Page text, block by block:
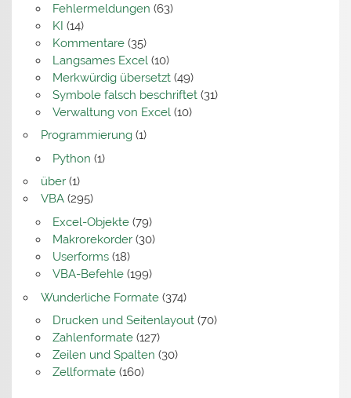
Fehlermeldungen (63)
KI (14)
Kommentare(35)
Langsames Excel(10)
Merkwürdig übersetzt(49)
Symbole falsch beschriftet(31)
Verwaltung von Excel(10)
Programmierung(1)
Python (1)
über(1)
VBA(295)
Excel-Objekte(79)
Makrorekorder(30)
Userforms(18)
VBA-Befehle(199)
Wunderliche Formate(374)
Drucken und Seitenlayout(70)
Zahlenformate(127)
Zeilen und Spalten (30)
Zellformate(160)